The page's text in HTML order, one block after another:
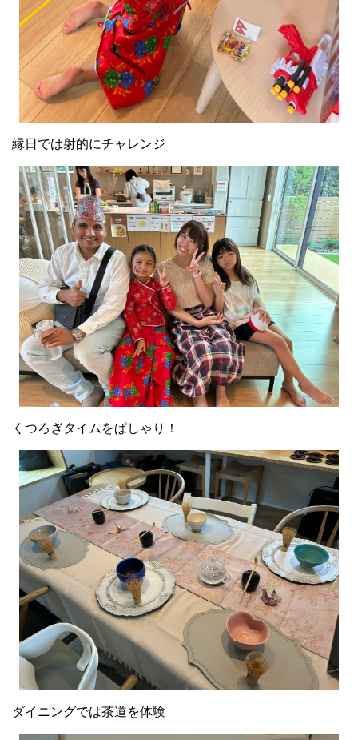
縁日では射的にチャレンジ
くつろぎタイムをぱしゃり！
ダイニングでは茶道を体験